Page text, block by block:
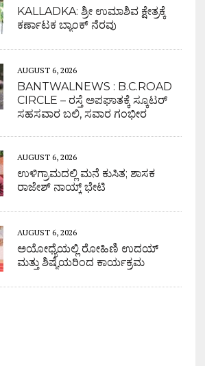
KALLADKA: ಶ್ರೀ ಉಮಾಶಿವ ಕ್ಷೇತ್ರಕ್ಕೆ
ಕರ್ಣಾಟಕ ಬ್ಯಾಂಕ್ ನೆರವು
AUGUST 6, 2026
BANTWALNEWS : B.C.ROAD
CIRCLE – ರಸ್ತೆ ಅಪಘಾತಕ್ಕೆ ಸ್ಕೂಟರ್
ಸಹಸವಾರ ಬಲಿ, ಸವಾರ ಗಂಭೀರ
AUGUST 6, 2026
ಉಳಿಗ್ರಾಮದಲ್ಲಿ ಮನೆ ಕುಸಿತ; ಶಾಸಕ
ರಾಜೇಶ್ ನಾಯ್ಕ್ ಭೇಟಿ
AUGUST 6, 2026
ಅಯೋಧ್ಯೆಯಲ್ಲಿ ರೋಹಿಣಿ ಉದಯ್
ಮತ್ತು ಶಿಷ್ಯೆಯರಿಂದ ಕಾರ್ಯಕ್ರಮ